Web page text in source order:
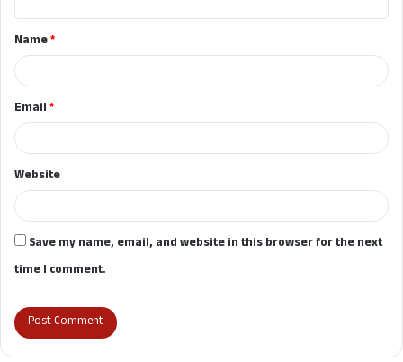
t
*Name*
Email*
Website
Save my name, email, and website in this browser for the next
time I comment.